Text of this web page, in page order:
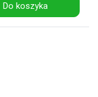
Do koszyka